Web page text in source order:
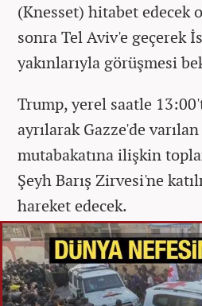
(Knesset) hitabet edecek
sonra Tel Aviv'e geçerek
yakınlarıyla görüşmesi
Trump, yerel saatle
ayrılarak Gazze'de
mutabakatına ilişkin
Şeyh Barış Zirvesi'ne
hareket edecek.